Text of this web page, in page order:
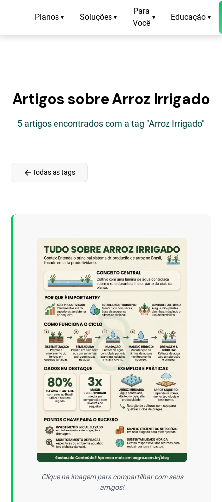
Planos ▾ Soluções ▾
Para
Você
▾ Educação ▾
Artigos sobre Arroz Irrigado
5 artigos encontrados com a tag "Arroz Irrigado"
arrow_backTodas as tags
Clique na imagem para compartilhar com seus
amigos!